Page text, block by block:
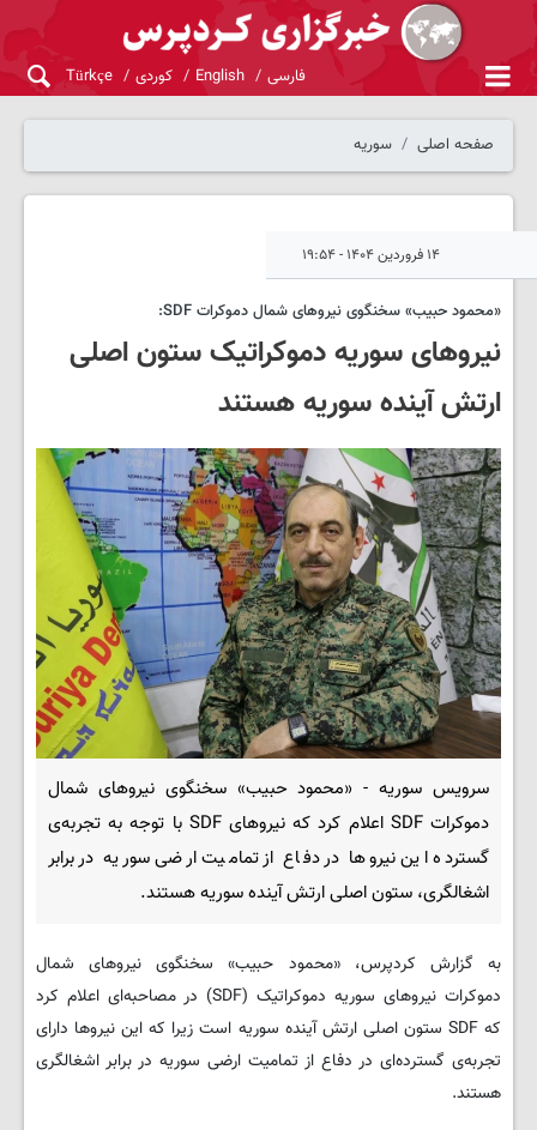
فارسی English کوردی Türkçe
صفحه اصلی سوریه
۱۴ فروردین ۱۴۰۴ - ۱۹:۵۴
«محمود حبیب» سخنگوی نیروهای شمال دموکرات SDF:
نیروهای سوریه دموکراتیک ستون اصلی
ارتش آینده سوریه هستند
سرویس سوریه - «محمود حبیب» سخنگوی نیروهای شمال
دموکرات SDF اعلام کرد که نیروهای SDF با توجه به تجربه‌ی
گسترده‌ این نیروها در دفاع از تمامیت ارضی سوریه در برابر
اشغالگری، ستون اصلی ارتش آینده سوریه هستند.
به گزارش کردپرس، «محمود حبیب» سخنگوی نیروهای شمال
دموکرات نیروهای سوریه دموکراتیک (SDF) در مصاحبه‌ای اعلام کرد
که SDF ستون اصلی ارتش آینده سوریه است زیرا که این نیروها دارای
تجربه‌ی گسترده‌ای در دفاع از تمامیت ارضی سوریه در برابر اشغالگری
هستند.